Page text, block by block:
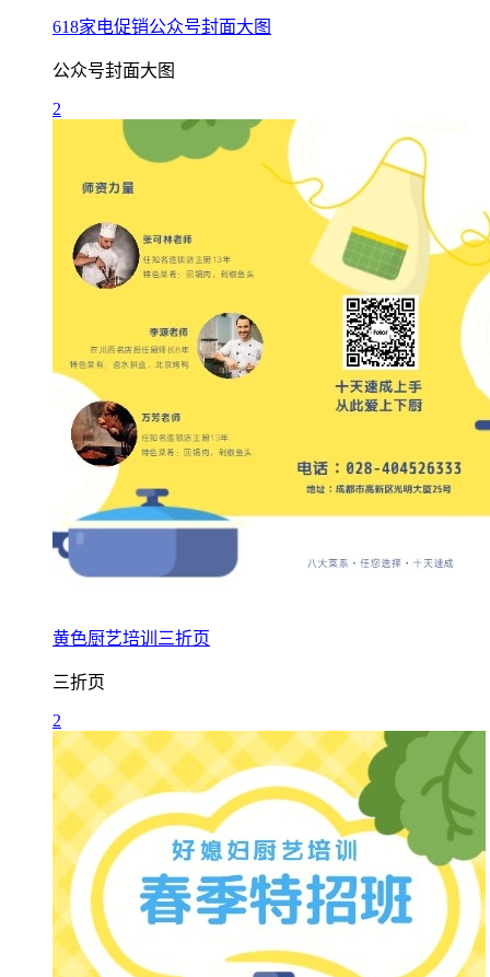
618家电促销公众号封面大图
公众号封面大图
2
黄色厨艺培训三折页
三折页
2